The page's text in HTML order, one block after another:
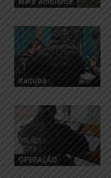
Itaituba
OPERAÇÃO